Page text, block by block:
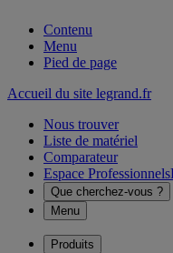
Contenu
Menu
Pied de page
Accueil du site legrand.fr
Nous trouver
Liste de matériel
Comparateur
Espace Professionnels
Que cherchez-vous ?
Menu
Produits